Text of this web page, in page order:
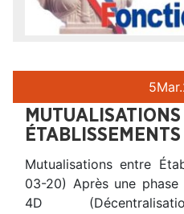
5Mar.
Mutualisations entre
03-20) Après une
4D